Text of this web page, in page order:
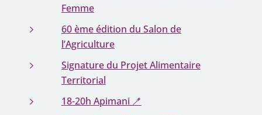
Femme
60 ème édition du Salon de
l’Agriculture
Signature du Projet Alimentaire
Territorial
18-20h Apimani 🪥